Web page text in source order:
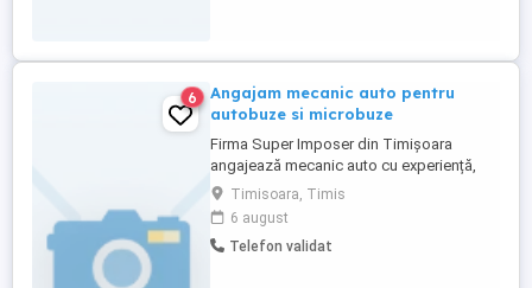
6
Angajam mecanic auto pentru
autobuze si microbuze
Firma Super Imposer din Timișoara
angajează mecanic auto cu experiență,
pentru întreținerea și repararea
autobuzelor și microbuzelor din flota
proprie. Locul de muncă: Timișoaral
Permis categoria B obligatoriu Cerințe:
Timisoara, Timis
6 august
Telefon validat